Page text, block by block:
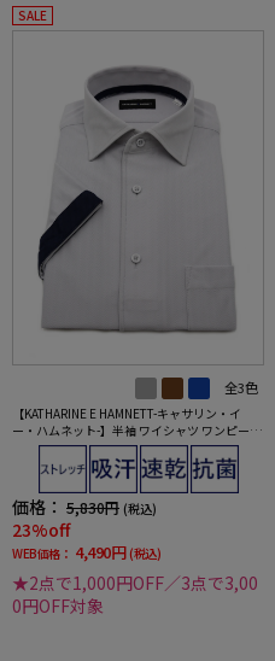
SALE
全3色
【KATHARINE E HAMNETT-キャサリン・イ
ー・ハムネット-】半袖 ワイシャツ ワンピース
カラー セミワイド 360°ストレッチ 吸水速乾 へ
リンボン 通年
価格： 5,830円 (税込)
23%off
WEB価格： 4,490円 (税込)
★2点で1,000円OFF／3点で3,00
0円OFF対象